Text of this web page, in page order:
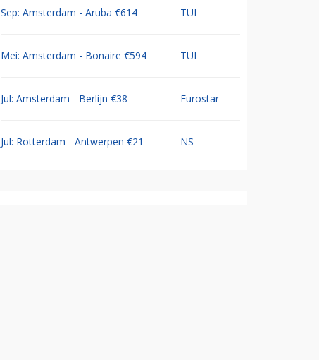
Sep: Amsterdam - Aruba €614 TUI
Mei: Amsterdam - Bonaire €594 TUI
Jul: Amsterdam - Berlijn €38 Eurostar
Jul: Rotterdam - Antwerpen €21 NS